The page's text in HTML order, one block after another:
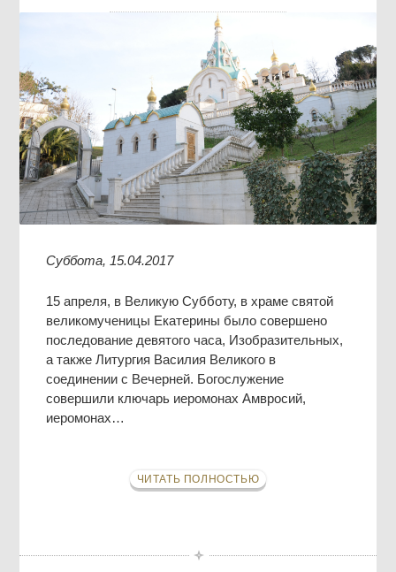
Суббота, 15.04.2017
15 апреля, в Великую Субботу, в храме святой
великомученицы Екатерины было совершено
последование девятого часа, Изобразительных,
а также Литургия Василия Великого в
соединении с Вечерней. Богослужение
совершили ключарь иеромонах Амвросий,
иеромонах…
ЧИТАТЬ ПОЛНОСТЬЮ